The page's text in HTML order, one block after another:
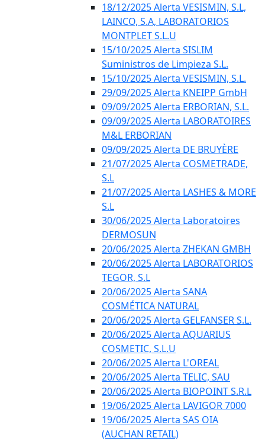
18/12/2025 Alerta VESISMIN, S.L,
LAINCO, S.A, LABORATORIOS
MONTPLET S.L.U
15/10/2025 Alerta SISLIM
Suministros de Limpieza S.L.
15/10/2025 Alerta VESISMIN, S.L.
29/09/2025 Alerta KNEIPP GmbH
09/09/2025 Alerta ERBORIAN, S.L.
09/09/2025 Alerta LABORATOIRES
M&L ERBORIAN
09/09/2025 Alerta DE BRUYÈRE
21/07/2025 Alerta COSMETRADE,
S.L
21/07/2025 Alerta LASHES & MORE
S.L
30/06/2025 Alerta Laboratoires
DERMOSUN
20/06/2025 Alerta ZHEKAN GMBH
20/06/2025 Alerta LABORATORIOS
TEGOR, S.L
20/06/2025 Alerta SANA
COSMÉTICA NATURAL
20/06/2025 Alerta GELFANSER S.L.
20/06/2025 Alerta AQUARIUS
COSMETIC, S.L.U
20/06/2025 Alerta L'OREAL
20/06/2025 Alerta TELIC, SAU
20/06/2025 Alerta BIOPOINT S.R.L
19/06/2025 Alerta LAVIGOR 7000
19/06/2025 Alerta SAS OIA
(AUCHAN RETAIL)